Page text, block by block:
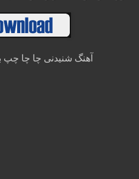
آهنگ شنیدنی چا چا